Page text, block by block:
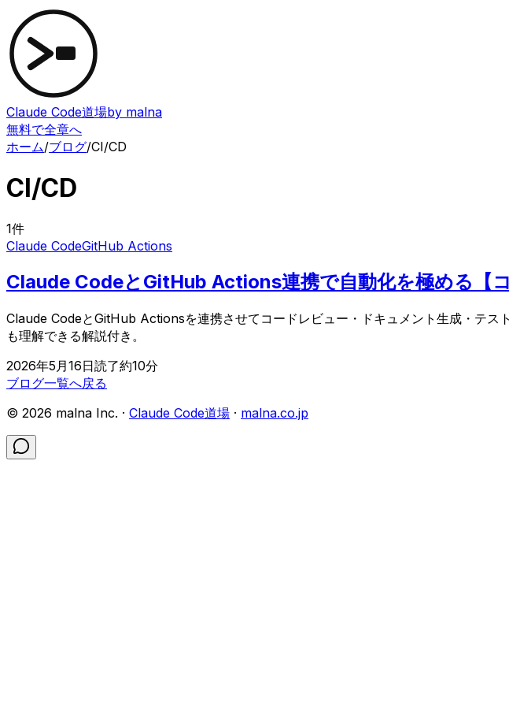
Claude Code道場by malna
無料で全章へ
ホーム/ブログ/CI/CD
CI/CD
1件
Claude CodeGitHub Actions
Claude CodeとGitHub Actions連携で自動化を極める【
Claude CodeとGitHub Actionsを連携させてコードレビュー・ドキュメント生成・テ
も理解できる解説付き。
2026年5月16日読了約10分
ブログ一覧へ戻る
© 2026 malna Inc. · Claude Code道場 · malna.co.jp